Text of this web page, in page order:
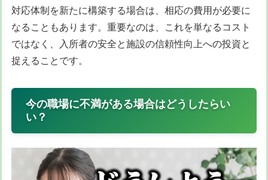
対応体制を新たに構築する場合は、相応の費用が必要に
なることもあります。重要なのは、これを単なるコスト
ではなく、入所者の安全と施設の信頼性向上への投資と
捉えることです。
今の職場に不満がある場合はどうしたらい
い？